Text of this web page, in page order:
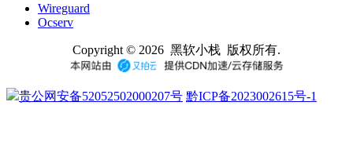
Wireguard
Ocserv
Copyright © 2026 黑软小栈 版权所有.
贵公网安备52052502000207号 黔ICP备2023002615号-1